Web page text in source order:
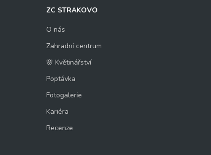
ZC STRAKOVO
O nás
Zahradní centrum
🌸 Květinářství
Poptávka
Fotogalerie
Kariéra
Recenze